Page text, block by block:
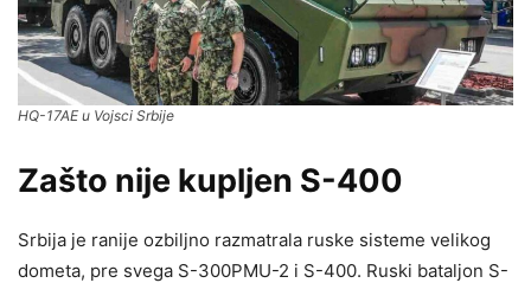
HQ-17AE u Vojsci Srbije
Zašto nije kupljen S-400
Srbija je ranije ozbiljno razmatrala ruske sisteme velikog
dometa, pre svega S-300PMU-2 i S-400. Ruski bataljon S-